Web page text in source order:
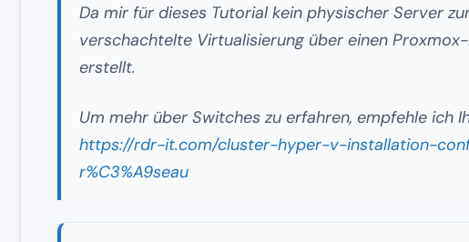
Da mir für dieses Tutorial kein physischer Server
verschachtelte Virtualisierung über einen
erstellt.
Um mehr über Switches zu erfahren, empfehle ich
https://rdr-it.com/cluster-hyper-v-installation-
r%C3%A9seau